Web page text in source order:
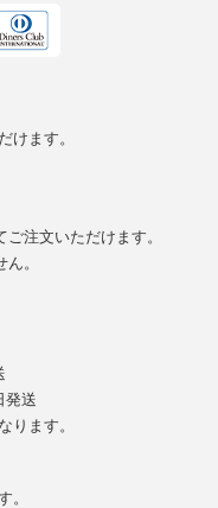
けます。
注文いただけます。
。
発送
ります。
。